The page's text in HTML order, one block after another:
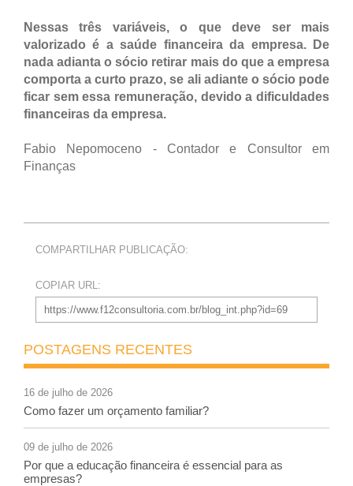
Nessas três variáveis, o que deve ser mais
valorizado é a saúde financeira da empresa. De
nada adianta o sócio retirar mais do que a empresa
comporta a curto prazo, se ali adiante o sócio pode
ficar sem essa remuneração, devido a dificuldades
financeiras da empresa.
Fabio Nepomoceno - Contador e Consultor em
Finanças
COMPARTILHAR PUBLICAÇÃO:
COPIAR URL:
POSTAGENS RECENTES
16 de julho de 2026
Como fazer um orçamento familiar?
09 de julho de 2026
Por que a educação financeira é essencial para as
empresas?